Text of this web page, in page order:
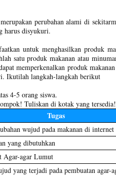
perubahan alami di
harus disyukuri.
untuk menghasilkan produk
satu produk makanan atau
memperkenalkan produk
Ikutilah langkah-langkah berikut
4-5 orang siswa.
Tuliskan di kotak yang tersedia!
Tugas
wujud pada makanan di internet
yang dibutuhkan
Agar-agar Lumut
yang terjadi pada pembuatan agar-